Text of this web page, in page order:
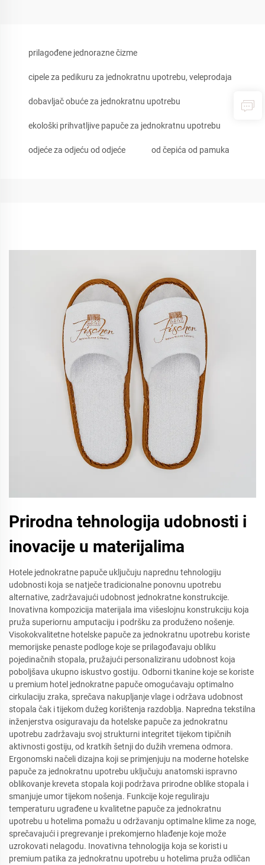
prilagođene jednorazne čizme
cipele za pedikuru za jednokratnu upotrebu, veleprodaja
dobavljač obuće za jednokratnu upotrebu
ekološki prihvatljive papuče za jednokratnu upotrebu
odjeće za odjeću od odjeće od čepića od pamuka
Prirodna tehnologija udobnosti i
inovacije u materijalima
Hotele jednokratne papuče uključuju naprednu tehnologiju
udobnosti koja se natječe tradicionalne ponovnu upotrebu
alternative, zadržavajući udobnost jednokratne konstrukcije.
Inovativna kompozicija materijala ima višeslojnu konstrukciju koja
pruža superiornu amputaciju i podršku za produženo nošenje.
Visokokvalitetne hotelske papuče za jednokratnu upotrebu koriste
memorijske penaste podloge koje se prilagođavaju obliku
pojedinačnih stopala, pružajući personaliziranu udobnost koja
poboljšava ukupno iskustvo gostiju. Odborni tkanine koje se koriste
u premium hotel jednokratne papuče omogućavaju optimalno
cirkulaciju zraka, sprečava nakupljanje vlage i održava udobnost
stopala čak i tijekom dužeg korištenja razdoblja. Napredna tekstilna
inženjerstva osiguravaju da hotelske papuče za jednokratnu
upotrebu zadržavaju svoj strukturni integritet tijekom tipičnih
aktivnosti gostiju, od kratkih šetnji do dužih vremena odmora.
Ergonomski načeli dizajna koji se primjenjuju na moderne hotelske
papuče za jednokratnu upotrebu uključuju anatomski ispravno
oblikovanje kreveta stopala koji podržava prirodne oblike stopala i
smanjuje umor tijekom nošenja. Funkcije koje reguliraju
temperaturu ugrađene u kvalitetne papuče za jednokratnu
upotrebu u hotelima pomažu u održavanju optimalne klime za noge,
sprečavajući i pregrevanje i prekomjerno hlađenje koje može
uzrokovati nelagodu. Inovativna tehnologija koja se koristi u
premium patika za jednokratnu upotrebu u hotelima pruža odličan